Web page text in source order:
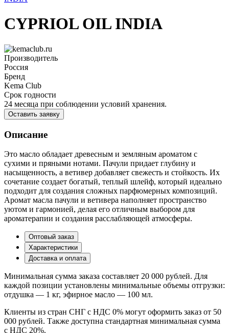
CYPRIOL OIL INDIA
Производитель
Россия
Бренд
Kema Club
Срок годности
24 месяца при соблюдении условий хранения.
Оставить заявку
Описание
Это масло обладает древесным и земляным ароматом с
сухими и пряными нотами. Пачули придает глубину и
насыщенность, а ветивер добавляет свежесть и стойкость. Их
сочетание создает богатый, теплый шлейф, который идеально
подходит для создания сложных парфюмерных композиций.
Аромат масла пачули и ветивера наполняет пространство
уютом и гармонией, делая его отличным выбором для
ароматерапии и создания расслабляющей атмосферы.
Оптовый заказ
Характеристики
Доставка и оплата
Минимальная сумма заказа составляет 20 000 рублей. Для
каждой позиции установлены минимальные объемы отгрузки:
отдушка — 1 кг, эфирное масло — 100 мл.
Клиенты из стран СНГ с НДС 0% могут оформить заказ от 50
000 рублей. Также доступна стандартная минимальная сумма
с НДС 20%.